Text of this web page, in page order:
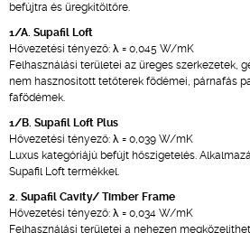
befújtra és üregkitöltőre.
1/A. Supafil Loft
Hővezetési tényező: λ = 0,045 W/mK
Felhasználási területei az üreges szerkezetek,
nem hasznosított tetőterek födémei, párnafás
fafödémek.
1/B. Supafil Loft Plus
Hővezetési tényező: λ = 0,039 W/mK
Luxus kategóriájú befújt hőszigetelés.
Supafil Loft termékkel.
2. Supafil Cavity/ Timber Frame
Hővezetési tényező: λ = 0,034 W/mK
Felhasználási területei a nehezen